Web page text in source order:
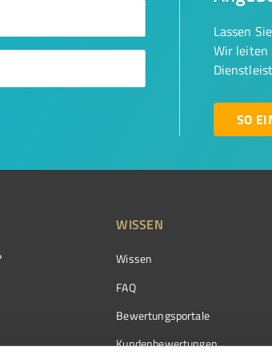
Lassen
Wir leiten
SO
WISSEN
Wissen
FAQ
Bewertungsportale
Kundenbewertungen